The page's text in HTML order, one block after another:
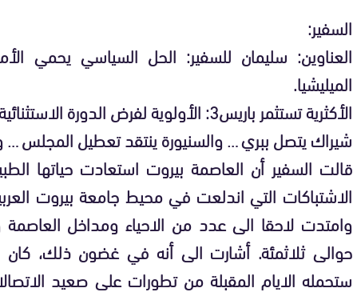
السفير:
العناوين: سليمان للسفير: الحل السياسي يحمي
الميليشيا.
الأكثرية تستثمر باريس3: الأولوية لفرض الدورة الاستثنائية!
شيراك يتصل ببري … والسنيورة ينتقد تعطيل المجلس …
قالت السفير أن العاصمة بيروت استعادت حياتها
الاشتباكات التي اندلعت في محيط جامعة بيروت
وامتدت لاحقا الى عدد من الاحياء ومداخل
حوالى ثلاثمئة. أشارت الى أنه في غضون ذلك، كان
ستحمله الايام المقبلة من تطورات على صعيد